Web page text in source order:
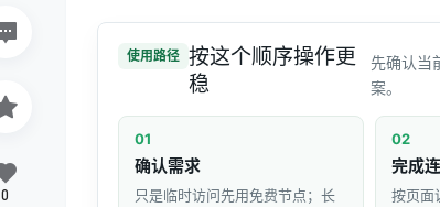
使用路径 按这个顺序操作更
稳
先确认当
案。
01
确认需求
只是临时访问先用免费节点；长
02
完成
按页面
0